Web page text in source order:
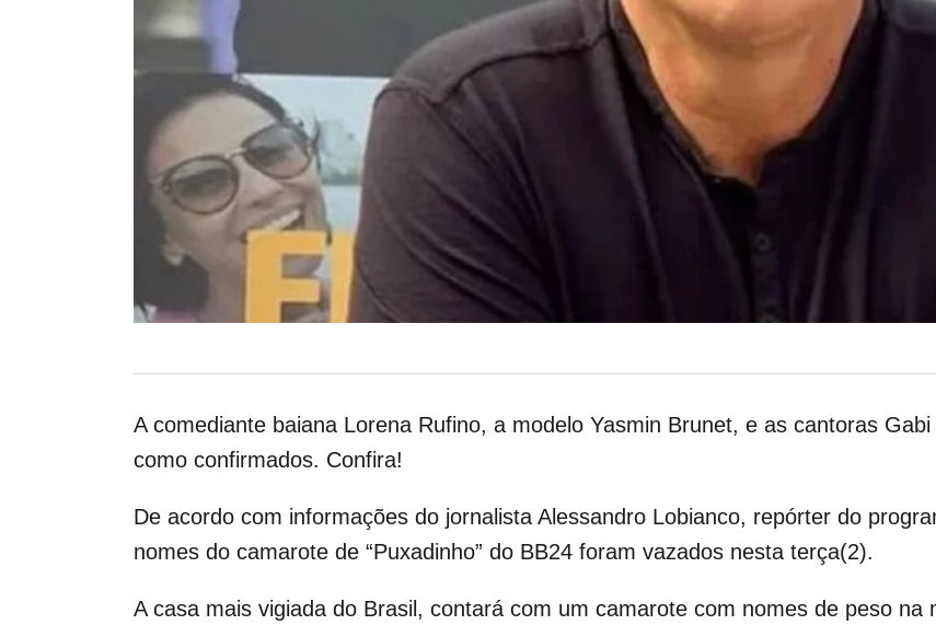
A comediante baiana Lorena Rufino, a modelo Yasmin Brunet, e as cantoras
como confirmados. Confira!
De acordo com informações do jornalista Alessandro Lobianco, repórter do
nomes do camarote de “Puxadinho” do BB24 foram vazados nesta terça(2).
A casa mais vigiada do Brasil, contará com um camarote com nomes de peso